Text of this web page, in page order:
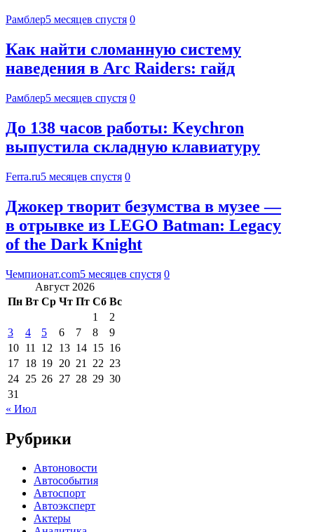
Рамблер5 месяцев спустя 0
Как найти сломанную систему
наведения в Arc Raiders: гайд
Рамблер5 месяцев спустя 0
До 138 часов работы: Keychron
выпустила складную клавиатуру
Ferra.ru5 месяцев спустя 0
Джокер творит безумства в музее —
в отрывке из LEGO Batman: Legacy
of the Dark Knight
Чемпионат.com5 месяцев спустя 0
Август 2026
Пн Вт Ср Чт Пт Сб Вс
1
2
3
4 5 6 7 8
9
10 11 12 13 14 15 16
17 18 19 20 21 22 23
24 25 26 27 28 29 30
31
« Июл
Рубрики
Автоновости
Автособытия
Автоспорт
Автоэксперт
Актеры